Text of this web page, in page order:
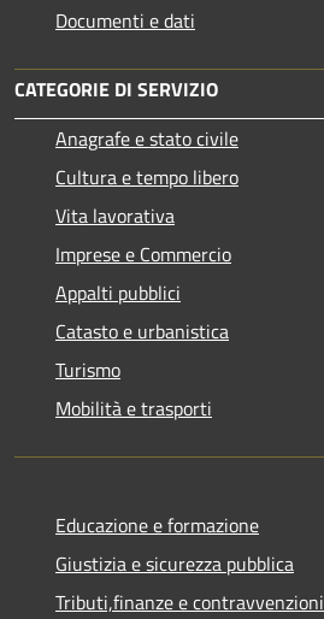
Documenti e dati
CATEGORIE DI SERVIZIO
Anagrafe e stato civile
Cultura e tempo libero
Vita lavorativa
Imprese e Commercio
Appalti pubblici
Catasto e urbanistica
Turismo
Mobilità e trasporti
Educazione e formazione
Giustizia e sicurezza pubblica
Tributi,finanze e contravvenzioni